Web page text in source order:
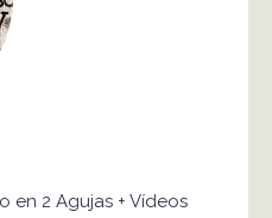
en 2 Agujas + Vídeos